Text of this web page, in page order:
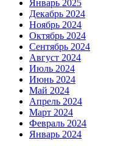
Январь 2025
Декабрь 2024
Ноябрь 2024
Октябрь 2024
Сентябрь 2024
Август 2024
Июль 2024
Июнь 2024
Май 2024
Апрель 2024
Март 2024
Февраль 2024
Январь 2024